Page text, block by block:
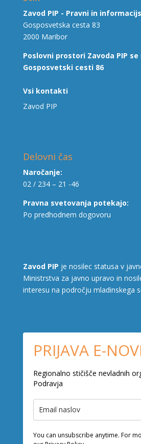
Zavod PIP - Pravni in
Gosposvetska cesta 83
2000 Maribor
Poslovni prostori Zavoda PIP
Gosposvetski cesti 86
Vsi kontakti
Zavod PIP
Delovni čas
Naročanje:
02 / 234 – 21 -46
Pravna svetovanja potekajo:
Po predhodnem dogovoru
Zavod PIP je nosilec statusa v
Ministrstva za javno upravo in
interesu na področju mladinskega
PRIJAVA E-
Regionalno stičišče nevladnih
Podravja
You can unsubscribe anytime. For